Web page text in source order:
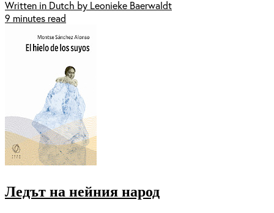
Written in Dutch by Leonieke Baerwaldt
9 minutes read
Ледът на нейния народ